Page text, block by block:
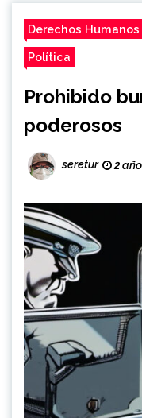
Derechos Humanos
Política
Prohibido
poderosos
seretur 2